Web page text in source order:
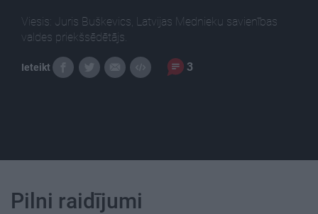
Viesis: Juris Buškevics, Latvijas Mednieku savienības
valdes priekšsēdētājs.
Ieteikt 3
Pilni raidījumi